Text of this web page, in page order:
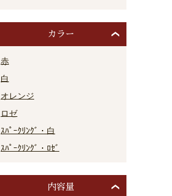
カラー
赤
白
オレンジ
ロゼ
ｽﾊﾟｰｸﾘﾝｸﾞ・白
ｽﾊﾟｰｸﾘﾝｸﾞ・ﾛｾﾞ
内容量